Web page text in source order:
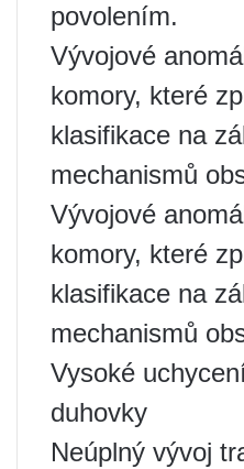
povolením.
Vývojové
komory, které
klasifikace na
mechanismů
Vývojové
komory, které
klasifikace na
mechanismů
Vysoké
duhovky
Neúplný vývoj